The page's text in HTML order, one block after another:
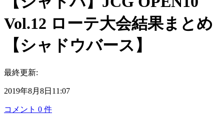
Vol.12 ローテ大会結果まとめ
【シャドウバース】
最終更新:
2019年8月8日11:07
コメント 0 件